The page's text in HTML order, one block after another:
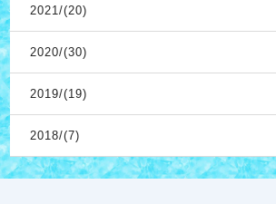
2021/(20)
2020/(30)
2019/(19)
2018/(7)